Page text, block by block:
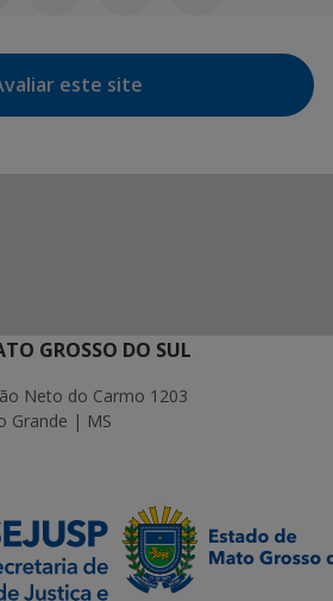
este site
GROSSO DO SUL
Neto do Carmo 1203
Grande | MS